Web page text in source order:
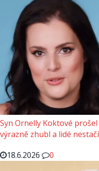
Syn Ornelly Koktové
výrazně zhubl a lidé
18.6.2026
0